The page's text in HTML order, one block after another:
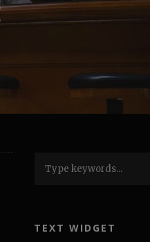
TEXT WIDGET